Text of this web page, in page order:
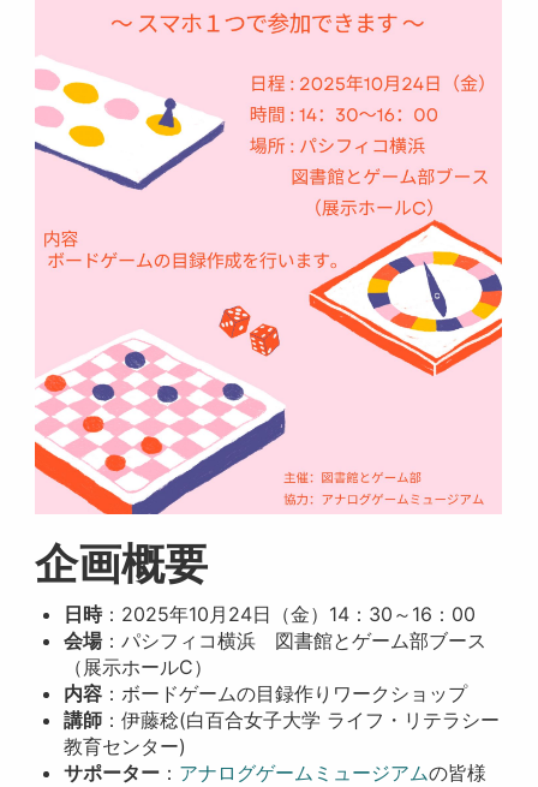
企画概要
日時：2025年10月24日（金）14：30～16：00
会場：パシフィコ横浜 図書館とゲーム部ブース
（展示ホールC）
内容 ：ボードゲームの目録作りワークショップ
講師 ：伊藤稔(白百合女子大学 ライフ・リテラシー
教育センター)
サポーター ： アナログゲームミュージアムの皆様